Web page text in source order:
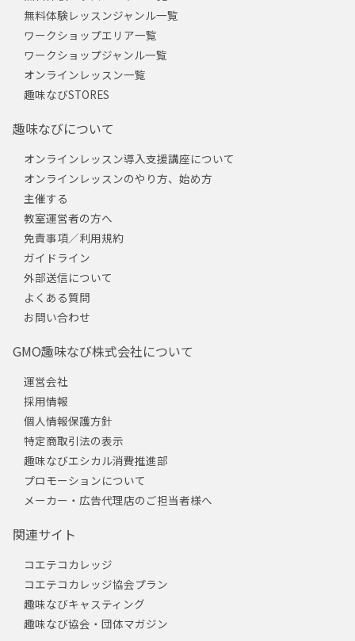
無料体験レッスンジャンル一覧
ワークショップエリア一覧
ワークショップジャンル一覧
オンラインレッスン一覧
趣味なびSTORES
趣味なびについて
オンラインレッスン導入支援講座について
オンラインレッスンのやり方、始め方
主催する
教室運営者の方へ
免責事項／利用規約
ガイドライン
外部送信について
よくある質問
お問い合わせ
GMO趣味なび株式会社について
運営会社
採用情報
個人情報保護方針
特定商取引法の表示
趣味なびエシカル消費推進部
プロモーションについて
メーカー・広告代理店のご担当者様へ
関連サイト
コエテコカレッジ
コエテコカレッジ協会プラン
趣味なびキャスティング
趣味なび協会・団体マガジン